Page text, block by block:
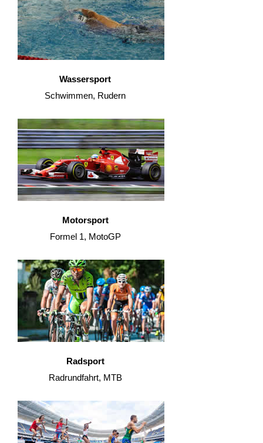
Wassersport
Schwimmen, Rudern
Motorsport
Formel 1, MotoGP
Radsport
Radrundfahrt, MTB